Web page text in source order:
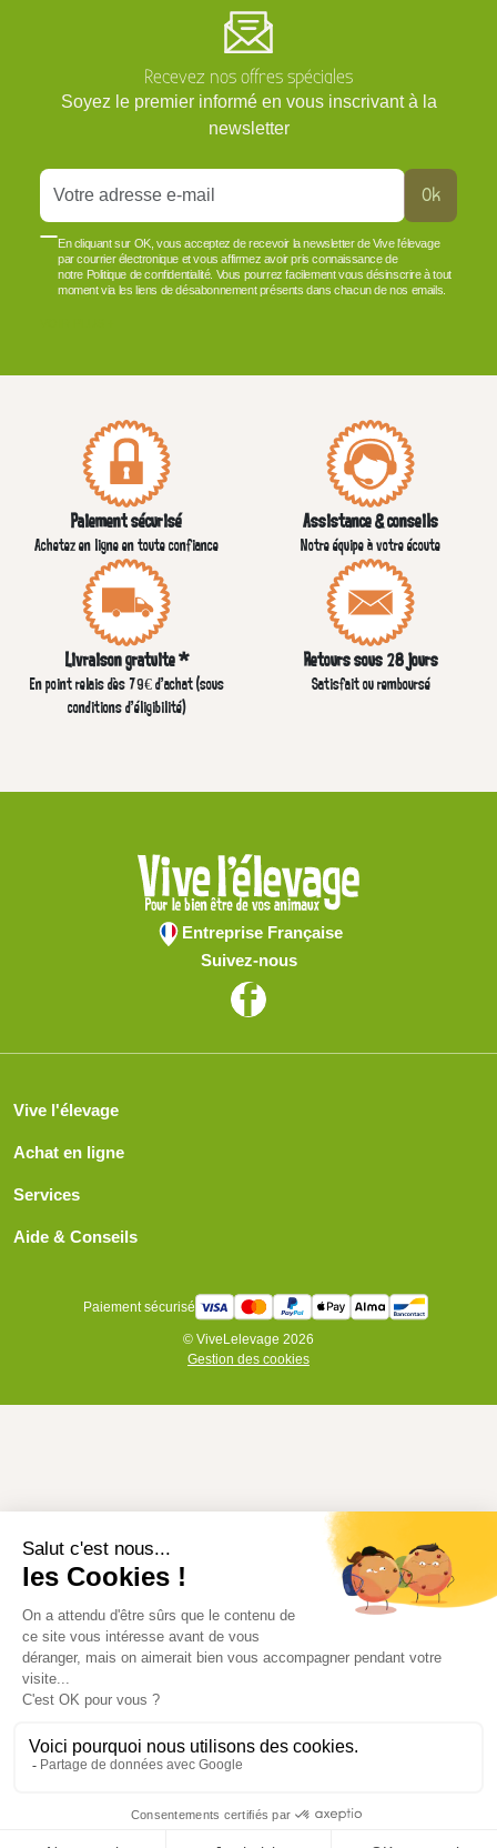
Recevez nos offres spéciales
Soyez le premier informé en vous inscrivant à la
newsletter
Ok
En cliquant sur OK, vous acceptez de recevoir la newsletter de Vive l'élevage
par courrier électronique et vous affirmez avoir pris connaissance de
notre Politique de confidentialité. Vous pourrez facilement vous désinscrire à tout
moment via les liens de désabonnement présents dans chacun de nos emails.
Paiement sécurisé
Achetez en ligne en toute confiance
Assistance & conseils
Notre équipe à votre écoute
Livraison gratuite *
En point relais dès 79€ d’achat (sous
conditions d'éligibilité)
Retours sous 28 jours
Satisfait ou remboursé
Entreprise Française
Suivez-nous
Vive l'élevage
Achat en ligne
Services
Aide & Conseils
Paiement sécurisé
© ViveLelevage 2026
Gestion des cookies